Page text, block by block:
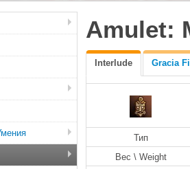
Amulet:
Interlude Gracia
Тип
Вес \ Weight